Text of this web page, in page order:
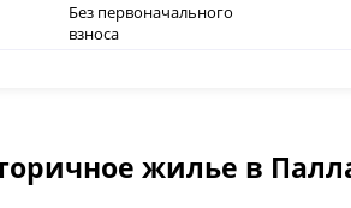
Без первоначального
взноса
жилье в